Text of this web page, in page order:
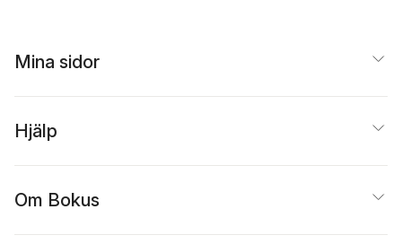
Mina sidor
Hjälp
Om Bokus